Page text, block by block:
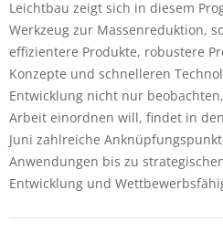
Leichtbau zeigt sich in diesem
Werkzeug zur Massenreduktion,
effizientere Produkte, robustere
Konzepte und schnelleren
Entwicklung nicht nur
Arbeit einordnen will, findet in
Juni zahlreiche
Anwendungen bis zu
Entwicklung und